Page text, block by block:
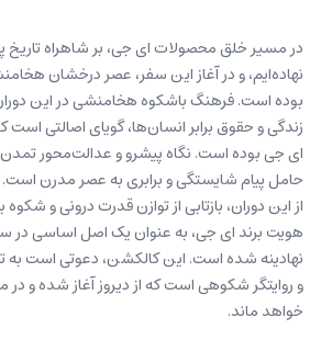
در مسیر خلق محصولات ای جی، بر شاهراه تاریخ
نهاده‌ایم، و در آغاز این سفر، عصر درخشان
بوده است. فرهنگ باشکوه هخامنشی در این
زندگی و حقوق برابر انسان‌ها، گویای اصالتی
ای جی بوده است. نگاه پیشرو و عدالت‌محور
حامل پیام شایستگی و برابری به عصر مدرن است.
از این دوران، بازتابی از توازن قدرت درونی و
هویت برند ای جی، به عنوان یک اصل اساسی در
نهادینه شده است. این کالکشن، دعوتی است به
و روایتگر شکوهی است که از دیروز آغاز شده و
خواهد ماند.